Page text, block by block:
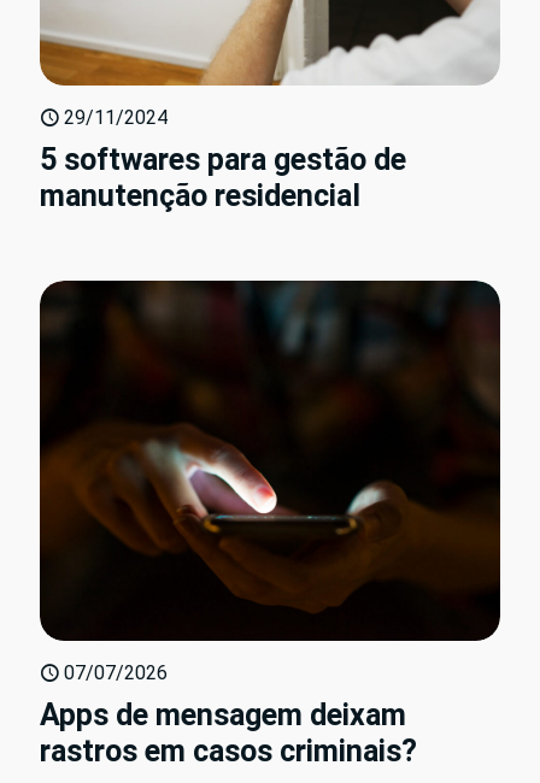
29/11/2024
5 softwares para gestão de
manutenção residencial
07/07/2026
Apps de mensagem deixam
rastros em casos criminais?